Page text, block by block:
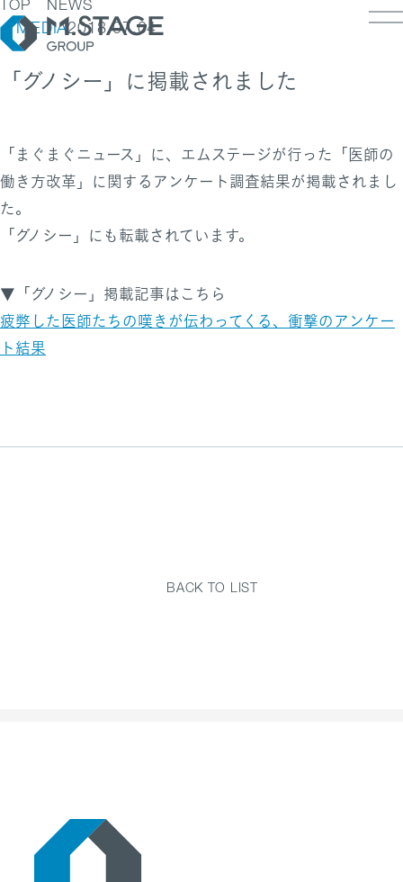
TOP
ビーイング
材
TOP / グループ代表挨拶・会社概
見るエムステージグループ
ナビリティ
ッセージ
度
種一覧
ーポリシー
ュリティに関する方針
TOP NEWS
MEDIA2018.07.04
「グノシー」に掲載されました
「まぐまぐニュース」に、エムステージが行った「医師の
働き方改革」に関するアンケート調査結果が掲載されまし
た。
「グノシー」にも転載されています。
▼「グノシー」掲載記事はこちら
疲弊した医師たちの嘆きが伝わってくる、衝撃のアンケー
ト結果
BACK TO LIST